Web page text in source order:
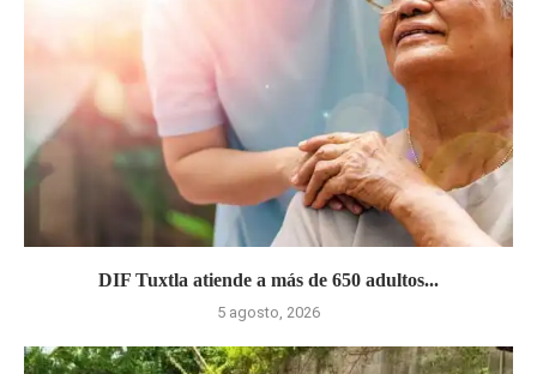
DIF Tuxtla atiende a más de 650 adultos...
5 agosto, 2026